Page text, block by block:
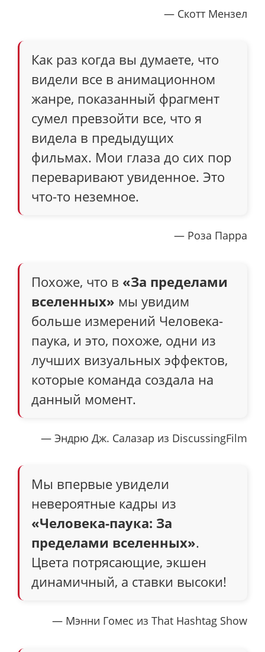
— Скотт Мензел
Как раз когда вы думаете, что
видели все в анимационном
жанре, показанный фрагмент
сумел превзойти все, что я
видела в предыдущих
фильмах. Мои глаза до сих пор
переваривают увиденное. Это
что-то неземное.
— Роза Парра
Похоже, что в «За пределами
вселенных» мы увидим
больше измерений Человека-
паука, и это, похоже, одни из
лучших визуальных эффектов,
которые команда создала на
данный момент.
— Эндрю Дж. Салазар из DiscussingFilm
Мы впервые увидели
невероятные кадры из
«Человека-паука: За
пределами вселенных».
Цвета потрясающие, экшен
динамичный, а ставки высоки!
— Мэнни Гомес из That Hashtag Show